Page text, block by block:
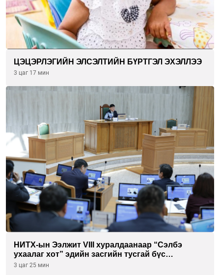
ЦЭЦЭРЛЭГИЙН ЭЛСЭЛТИЙН БҮРТГЭЛ ЭХЭЛЛЭЭ
3 цаг 17 мин
НИТХ-ын Ээлжит VIII хуралдаанаар “Сэлбэ
ухаалаг хот” эдийн засгийн тусгай бүс
байгуулахыг дэмжих тухай асуудлыг хэлэлцэж
3 цаг 25 мин